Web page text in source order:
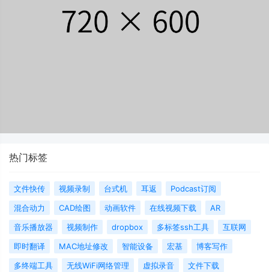
热门标签
文件快传 视频录制 台式机 耳返
Podcast订阅
混合动力
CAD绘图 动画软件 在线视频下载
AR
音乐播放器
视频制作 dropbox 多标签ssh工具
互联网
即时翻译
MAC地址修改 智能设备 宏基
博客写作
多终端工具
无线WiFi网络管理 虚拟录音
文件下载